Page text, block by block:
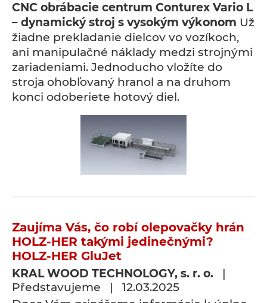
CNC obrábacie centrum Conturex Vario L
– dynamický stroj s vysokým výkonom Už
žiadne prekladanie dielcov vo vozíkoch,
ani manipulačné náklady medzi strojnými
zariadeniami. Jednoducho vložíte do
stroja ohobľovaný hranol a na druhom
konci odoberiete hotový diel.
Zaujíma Vás, čo robí olepovačky hrán
HOLZ-HER takými jedinečnými?
HOLZ-HER GluJet
KRAL WOOD TECHNOLOGY, s. r. o. |
Představujeme | 12.03.2025